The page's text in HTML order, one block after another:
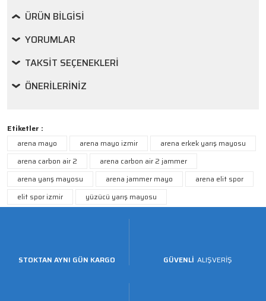
ÜRÜN BILGISI
YORUMLAR
TAKSIT SEÇENEKLERI
ÖNERILERINIZ
Etiketler :
arena mayo
arena mayo izmir
arena erkek yarış mayosu
arena carbon air 2
arena carbon air 2 jammer
arena yarış mayosu
arena jammer mayo
arena elit spor
elit spor izmir
yüzücü yarış mayosu
STOKTAN AYNI GÜN KARGO GÜVENLİ ALIŞVERİŞ